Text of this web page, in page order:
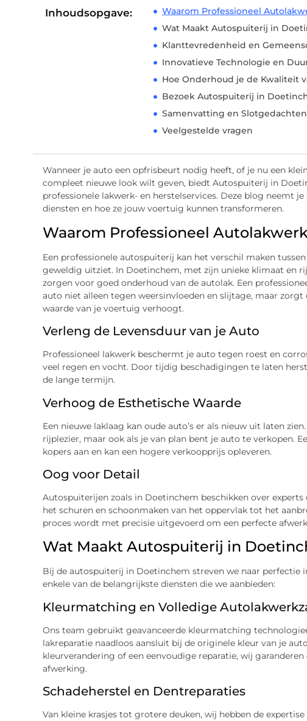
Inhoudsopgave:
Waarom Professioneel
Wat Maakt Autospuiterij in
Klanttevredenheid en
Innovatieve Technologie en
Hoe Onderhoud je de Kwaliteit
Bezoek Autospuiterij in
Samenvatting en Slotgedachten
Veelgestelde vragen
Wanneer je auto een opfrisbeurt nodig heeft, of je nu een
compleet nieuwe look wilt geven, biedt Autospuiterij in
professionele lakwerk- en herstelservices. Deze blog neemt
diensten en hoe ze jouw voertuig kunnen transformeren.
Waarom Professioneel
Een professionele autospuiterij kan het verschil maken
geweldig uitziet. In Doetinchem, met zijn unieke klimaat en
zorgen voor goed onderhoud van de autolak. Een
auto niet alleen tegen weersinvloeden en slijtage, maar
waarde van je voertuig verhoogt.
Verleng de Levensduur van je Auto
Professioneel lakwerk beschermt je auto tegen roest en
veel regen en vocht. Door tijdig beschadigingen te laten
de lange termijn.
Verhoog de Esthetische Waarde
Een nieuwe laklaag kan oude auto’s er als nieuw uit laten
rijplezier, maar ook als je van plan bent je auto te verkopen.
kopers aan en kan een hogere verkoopprijs opleveren.
Oog voor Detail
Autospuiterijen zoals in Doetinchem beschikken over experts
het schuren en schoonmaken van het oppervlak tot het
proces wordt met precisie uitgevoerd om een perfecte
Wat Maakt Autospuiterij in
Bij de autospuiterij in Doetinchem streven we naar perfectie
enkele van de belangrijkste diensten die we aanbieden:
Kleurmatching en Volledige
Ons team gebruikt geavanceerde kleurmatching
lakreparatie naadloos aansluit bij de originele kleur van je
kleurverandering of een eenvoudige reparatie, wij
afwerking.
Schadeherstel en Dentreparaties
Van kleine krasjes tot grotere deuken, wij hebben de